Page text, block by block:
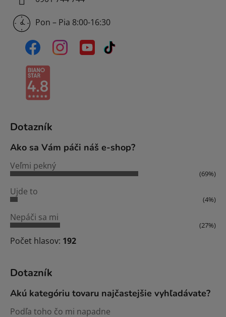
Pon – Pia 8:00-16:30
Dotazník
Ako sa Vám páči náš e-shop?
Veľmi pekný
(69%)
Ujde to
(4%)
Nepáči sa mi
(27%)
Počet hlasov: 192
Dotazník
Akú kategóriu tovaru najčastejšie vyhľadávate?
Podľa toho čo mi napadne